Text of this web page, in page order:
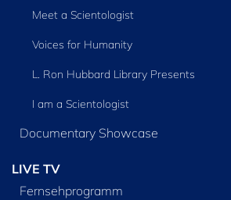
Meet a Scientologist
Voices for Humanity
L. Ron Hubbard Library Presents
I am a Scientologist
Documentary Showcase
LIVE TV
Fernsehprogramm